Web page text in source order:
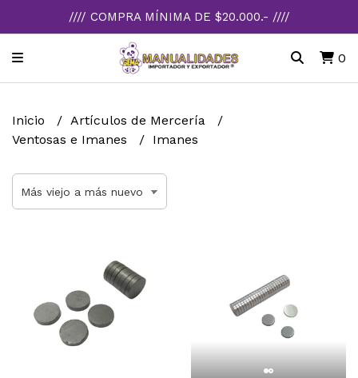
//// COMPRA MÍNIMA DE $20.000.- ////
0
Inicio
Artículos de Mercería
Ventosas e Imanes
Imanes